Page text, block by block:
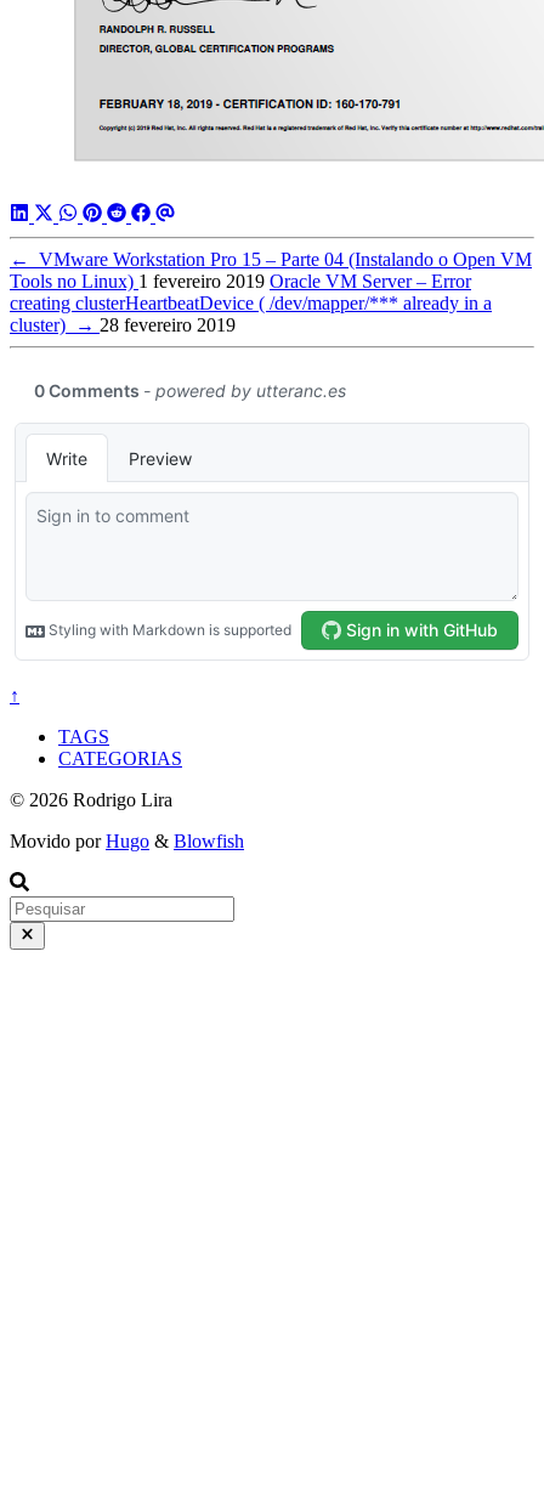
←
VMware Workstation Pro 15 – Parte 04 (Instalando o Open VM
Tools no Linux) 1 fevereiro 2019 Oracle VM Server – Error
creating clusterHeartbeatDevice ( /dev/mapper/*** already in a
cluster)
→ 28 fevereiro 2019
↑
TAGS
CATEGORIAS
© 2026 Rodrigo Lira
Movido porHugo & Blowfish